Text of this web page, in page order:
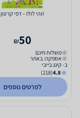
זוהי לולו – דפי קרטון
50
₪
משלוח חינם
אספקה: באתר
ב- קינג בייבי
4.8
(218)
לפרטים נוספים